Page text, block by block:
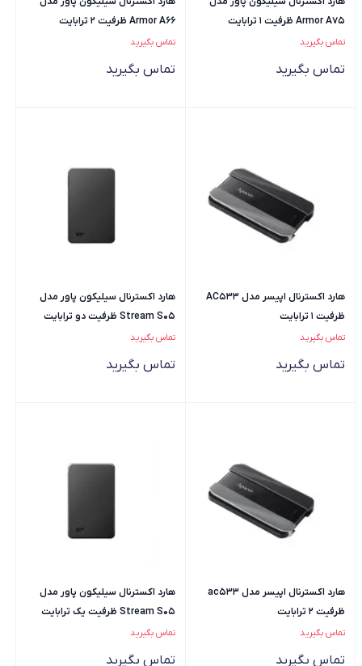
Armor A75 ظرفیت 1 ترابایت
تماس بگیرید
تماس بگیرید
Armor A66 ظرفیت 2 ترابایت
تماس بگیرید
تماس بگیرید
هارد اکسترنال اپیسر مدل AC533
ظرفیت 1 ترابایت
تماس بگیرید
تماس بگیرید
هارد اکسترنال سیلیکون پاور مدل
Stream S05 ظرفیت دو ترابایت
تماس بگیرید
تماس بگیرید
هارد اکسترنال اپیسر مدل ac533
ظرفیت 2 ترابایت
تماس بگیرید
تماس بگیرید
هارد اکسترنال سیلیکون پاور مدل
Stream S05 ظرفیت یک ترابایت
تماس بگیرید
تماس بگیرید